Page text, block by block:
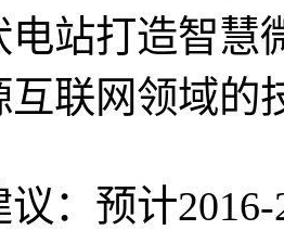
电站打造智慧
互联网领域的
预计2016-